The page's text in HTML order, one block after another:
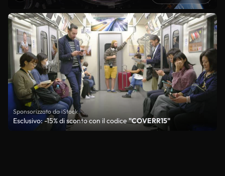
Sponsorizzato da iStock
Esclusivo: -15% di sconto con il codice"COVERR15"